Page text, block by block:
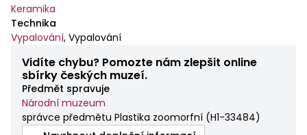
Keramika
Technika
Vypalování, Vypalování
Vidíte chybu? Pomozte nám zlepšit online
sbírky českých muzeí.
Předmět spravuje
Národní muzeum
správce předmětu Plastika zoomorfní (H1-33484)